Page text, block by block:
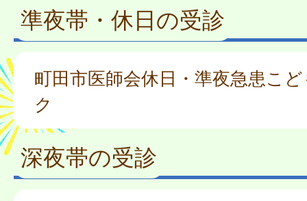
準夜帯・休日の受診
町田市医師会休日・準夜急患こ
ク
深夜帯の受診